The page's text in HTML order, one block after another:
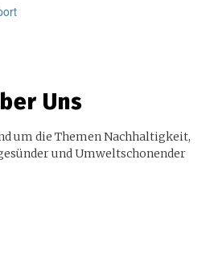
Uns
um die Themen Nachhaltigkeit,
und Umweltschonender